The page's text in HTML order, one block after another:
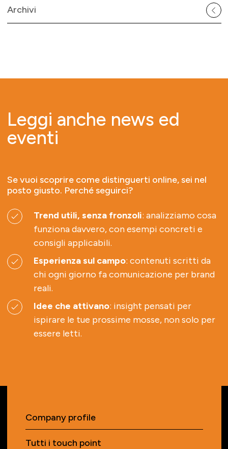
Archivi
Leggi anche news ed
eventi
Se vuoi scoprire come distinguerti online, sei nel
posto giusto. Perché seguirci?
Trend utili, senza fronzoli: analizziamo cosa
funziona davvero, con esempi concreti e
consigli applicabili.
Esperienza sul campo: contenuti scritti da
chi ogni giorno fa comunicazione per brand
reali.
Idee che attivano: insight pensati per
ispirare le tue prossime mosse, non solo per
essere letti.
Company profile
Tutti i touch point